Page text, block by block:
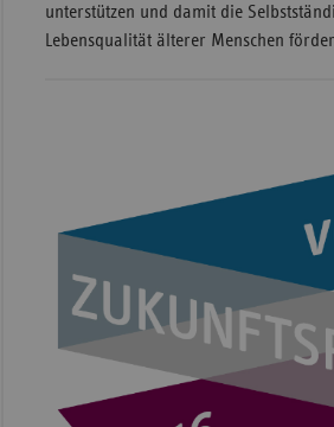
unterstützen und damit die
Lebensqualität älterer Menschen